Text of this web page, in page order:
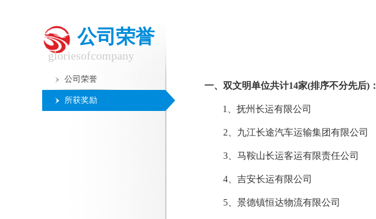
公司荣誉
gloriesofcompany
公司荣誉
所获奖励
一、双文明单位共计14家(排序不分先后)：
1、抚州长运有限公司
2、九江长途汽车运输集团有限公司
3 、马鞍山长运客运有限责任公司
4、吉安长运有限公司
5 、景德镇恒达物流有限公司